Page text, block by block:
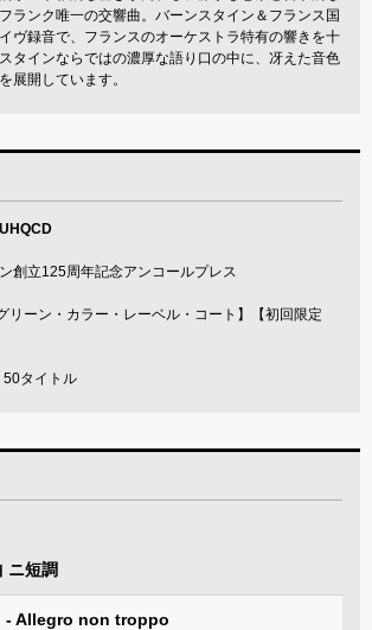
ランク唯一の交響曲。バーンスタイン＆フランス国
ヴ録音で、フランスのオーケストラ特有の響きを十
タインならではの濃厚な語り口の中に、冴えた音色
展開しています。
創立125周年記念アンコールプレス
リーン・カラー・レーベル・コート】【初回限定
タイトル
ニ短調
- Allegro non troppo